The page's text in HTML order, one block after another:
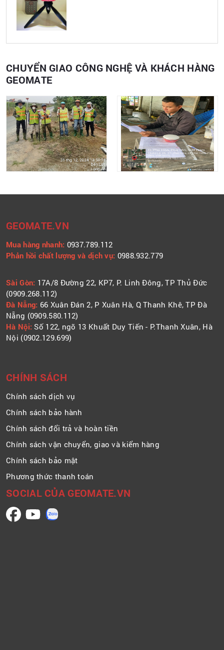
CHUYỂN GIAO CÔNG NGHỆ VÀ KHÁCH HÀNG
GEOMATE
GEOMATE.VN
Mua hàng nhanh: 0937.789.112
Phản hồi chất lượng và dịch vụ: 0988.932.779
​​​​​​Sài Gòn: 17A/8 Đường 22, KP7, P. Linh Đông, TP Thủ Đức
(0909.268.112)
Đà Nẵng: 66 Xuân Đán 2, P Xuân Hà, Q Thanh Khê, TP Đà
Nẵng (0909.580.112)
Hà Nội: Số 122, ngõ 13 Khuất Duy Tiến - P.Thanh Xuân, Hà
Nội (0902.129.699)
CHÍNH SÁCH
Chính sách dịch vụ
Chính sách bảo hành
Chính sách đổi trả và hoàn tiền
Chính sách vận chuyển, giao và kiểm hàng
Chính sách bảo mật
Phương thức thanh toán
SOCIAL CỦA GEOMATE.VN